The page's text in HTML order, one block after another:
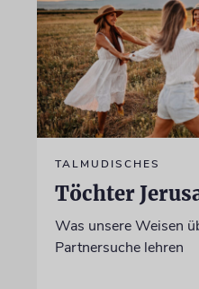
TALMUDISCHES
Töchter
Was unsere Weisen
Partnersuche lehren